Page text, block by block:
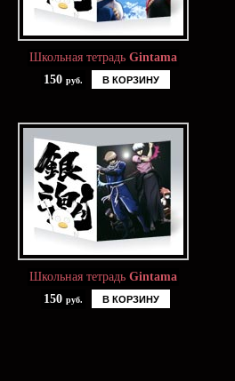
Школьная тетрадь Gintama
150 руб. В КОРЗИНУ
Школьная тетрадь Gintama
150 руб. В КОРЗИНУ